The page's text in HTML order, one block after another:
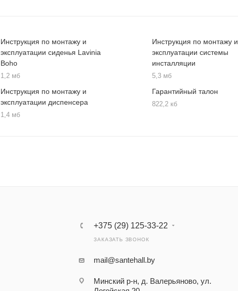
Инструкция по монтажу и
эксплуатации сиденья Lavinia
Boho
1,2 мб
Инструкция по монтажу и
эксплуатации системы
инсталляции
5,3 мб
Инструкция по монтажу и
эксплуатации диспенсера
1,4 мб
Гарантийный талон
822,2 кб
+375 (29) 125-33-22
ЗАКАЗАТЬ ЗВОНОК
mail@santehall.by
Минский р-н, д. Валерьяново, ул.